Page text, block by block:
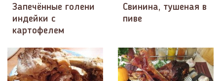
Запечённые голени
индейки с
картофелем
Свинина, тушеная в
пиве